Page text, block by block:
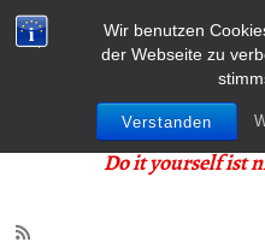
Wir benutzen
der Webseite zu
Verstanden
Do it yourself ist